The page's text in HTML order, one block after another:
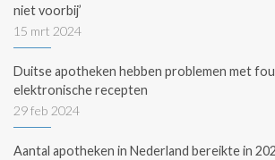
niet voorbij’
15 mrt 2024
Duitse apotheken hebben problemen met
elektronische recepten
29 feb 2024
Aantal apotheken in Nederland bereikte in